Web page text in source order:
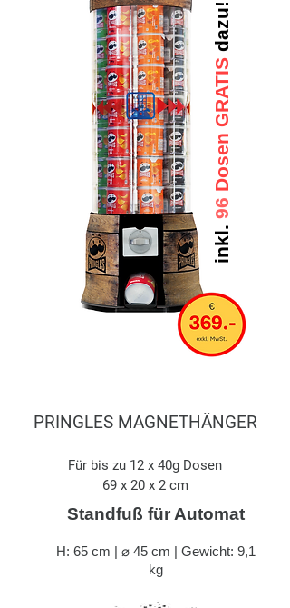
inkl.
96
Dosen GRATIS
dazu!
PRINGLES MAGNETHÄNGER
Für bis zu 12 x 40g Dosen
69 x 20 x 2 cm
Standfuß für Automat
H: 65 cm | ⌀ 45 cm | Gewicht: 9,1
kg